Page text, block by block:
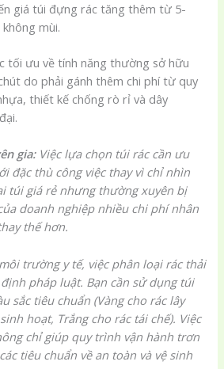
giá túi đựng rác tăng thêm từ 5-
mùi.
tối ưu về tính năng thường sở hữu
do phải gánh thêm chi phí từ quy
thiết kế chống rò rỉ và dây
gia:Việc lựa chọn túi rác cần ưu
đặc thù công việc thay vì chỉ nhìn
túi giá rẻ nhưng thường xuyên bị
doanh nghiệp nhiều chi phí nhân
thế hơn.
trường y tế, việc phân loại rác thải
pháp luật. Bạn cần sử dụng túi
sắc tiêu chuẩn (Vàng cho rác lây
hoạt, Trắng cho rác tái chế). Việc
chỉ giúp quy trình vận hành trơn
tiêu chuẩn về an toàn và vệ sinh